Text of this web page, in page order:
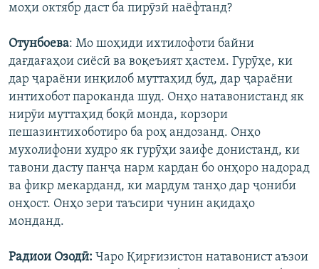
моҳи октябр даст ба пирӯзӣ наёфтанд?
Отунбоева: Мо шоҳиди ихтилофоти байни
дағдағаҳои сиёсӣ ва воқеъият ҳастем. Гурӯҳе, ки
дар ҷараёни инқилоб муттаҳид буд, дар ҷараёни
интихобот пароканда шуд. Онҳо натавонистанд як
нирӯи муттаҳид боқӣ монда, корзори
пешазинтихоботиро ба роҳ андозанд. Онҳо
мухолифони худро як гурӯҳи заифе донистанд, ки
тавони дасту панҷа нарм кардан бо онҳоро надорад
ва фикр мекарданд, ки мардум танҳо дар ҷониби
онҳост. Онҳо зери таъсири чунин ақидаҳо
монданд.
Радиои Озодӣ: Чаро Қирғизистон натавонист аъзои